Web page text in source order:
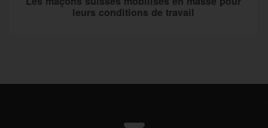
leurs conditions de travail